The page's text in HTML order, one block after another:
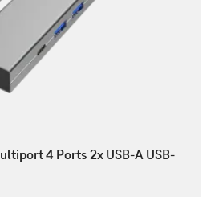
4 Ports 2x USB-A USB-